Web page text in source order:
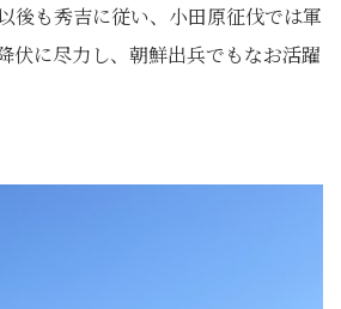
後も秀吉に従い、小田原征伐では軍
伏に尽力し、朝鮮出兵でもなお活躍